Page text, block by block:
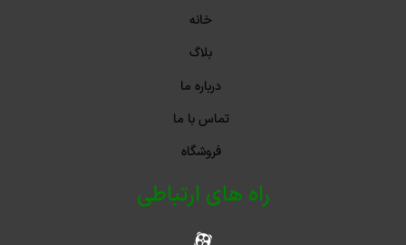
خانه
بلاگ
درباره ما
تماس با ما
فروشگاه
راه های ارتباطی